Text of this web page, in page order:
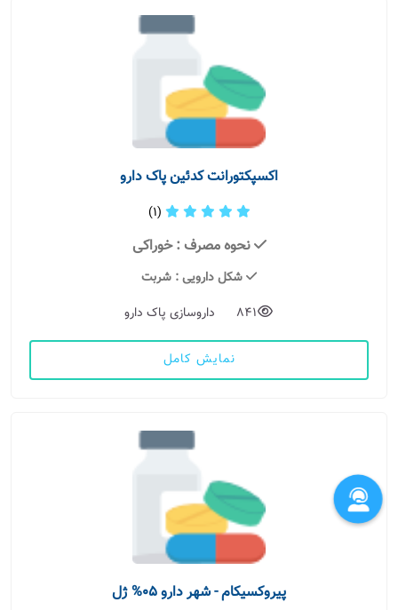
اکسپکتورانت کدئین پاک دارو
(1)
نحوه مصرف : خوراکی
شکل دارویی: شربت
841
داروسازی پاک دارو
نمایش کامل
پیروکسیکام - شهر دارو 05% ژل